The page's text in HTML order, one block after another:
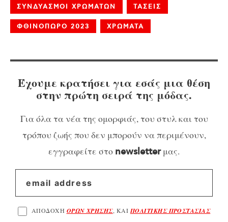
ΣΥΝΔΥΑΣΜΟΙ ΧΡΩΜΑΤΩΝ ΤΑΣΕΙΣ
ΦΘΙΝΟΠΩΡΟ 2023 ΧΡΩΜΑΤΑ
Έχουμε κρατήσει για εσάς μια θέση
στην πρώτη σειρά της μόδας.
Για όλα τα νέα της ομορφιάς, του στυλ και του
τρόπου ζωής που δεν μπορούν να περιμένουν,
εγγραφείτε στο newsletterμας.
ΑΠΟΔΟΧΗ ΟΡΩΝ ΧΡΗΣΗΣ, ΚΑΙ ΠΟΛΙΤΙΚΗΣ ΠΡΟΣΤΑΣΙΑΣ